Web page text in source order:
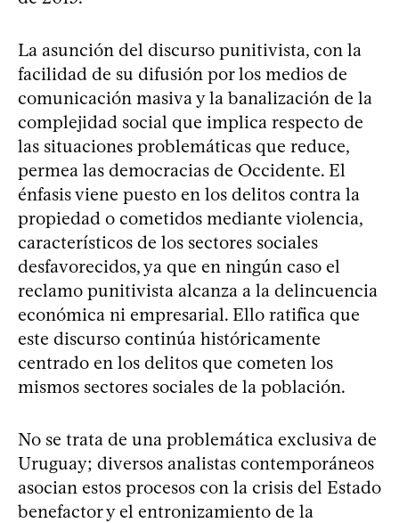
La asunción del discurso punitivista, con la
facilidad de su difusión por los medios de
comunicación masiva y la banalización de la
complejidad social que implica respecto de
las situaciones problemáticas que reduce,
permea las democracias de Occidente. El
énfasis viene puesto en los delitos contra la
propiedad o cometidos mediante violencia,
característicos de los sectores sociales
desfavorecidos, ya que en ningún caso el
reclamo punitivista alcanza a la delincuencia
económica ni empresarial. Ello ratifica que
este discurso continúa históricamente
centrado en los delitos que cometen los
mismos sectores sociales de la población.
No se trata de una problemática exclusiva de
Uruguay; diversos analistas contemporáneos
asocian estos procesos con la crisis del Estado
benefactor y el entronizamiento de la